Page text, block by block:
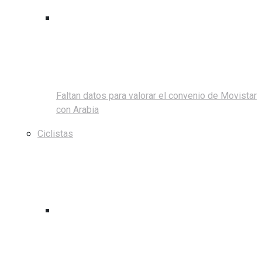
Faltan datos para valorar el convenio de Movistar
con Arabia
Ciclistas